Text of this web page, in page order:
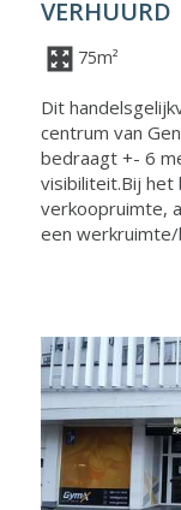
VERHUURD
75m²
Dit
centrum van
bedraagt +- 6
visibiliteit.Bij het
verkoopruimte,
een werkruimte/